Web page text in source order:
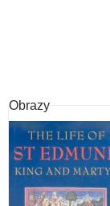
Obrazy